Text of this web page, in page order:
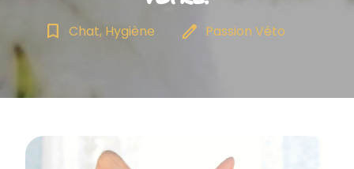
bookmark_border Chat, Hygiène edit Passion Véto